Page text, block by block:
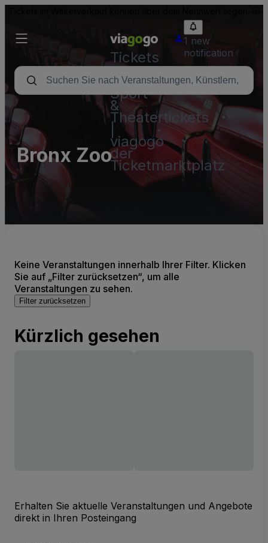
Tickets
-
Konzert-,
Sport-
&
Theatertickets
viagogo
der
Ticketmarktplatz
1 new
notification
Bronx Zoo
Keine Veranstaltungen innerhalb Ihrer Filter. Klicken
Sie auf „Filter zurücksetzen“, um alle
Veranstaltungen zu sehen.
Filter zurücksetzen
Kürzlich gesehen
Erhalten Sie aktuelle Veranstaltungen und Angebote
direkt in Ihren Posteingang